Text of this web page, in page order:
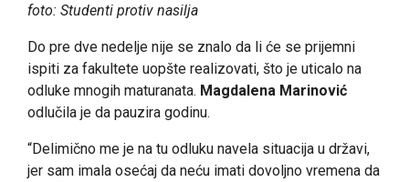
foto: Studenti protiv nasilja
Do pre dve nedelje nije se znalo da li će se prijemni
ispiti za fakultete uopšte realizovati, što je uticalo na
odluke mnogih maturanata. Magdalena Marinović
odlučila je da pauzira godinu.
“Delimično me je na tu odluku navela situacija u državi,
jer sam imala osećaj da neću imati dovoljno vremena da